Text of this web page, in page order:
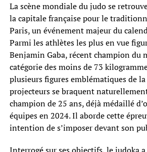
La scène mondiale du judo se
la capitale française pour le
Paris, un événement majeur du
Parmi les athlètes les plus en vue
Benjamin Gaba, récent champion du
catégorie des moins de 73
plusieurs figures emblématiques de
projecteurs se braquent
champion de 25 ans, déjà médaillé
équipes en 2024. Il aborde cette
intention de s’imposer devant son